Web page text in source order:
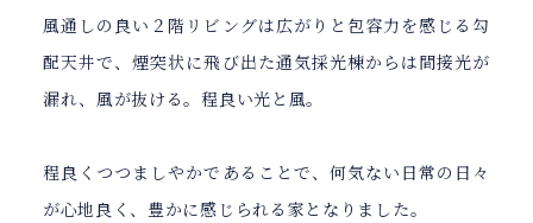
風通しの良い２階リビングは広がりと包容力を感じる勾
配天井で、煙突状に飛び出た通気採光棟からは間接光が
漏れ、風が抜ける。程良い光と風。
程良くつつましやかであることで、何気ない日常の日々
が心地良く、豊かに感じられる家となりました。